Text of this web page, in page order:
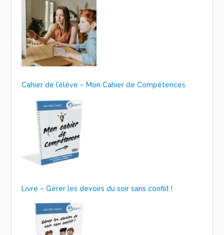
Cahier de l’élève – Mon Cahier de Compétences
Livre – Gérer les devoirs du soir sans conflit !